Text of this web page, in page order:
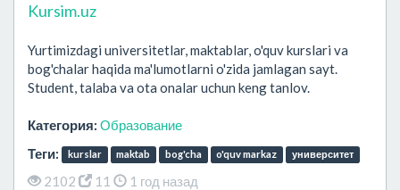
Kursim.uz
Yurtimizdagi universitetlar, maktablar, o'quv kurslari va
bog'chalar haqida ma'lumotlarni o'zida jamlagan sayt.
Student, talaba va ota onalar uchun keng tanlov.
Категория: Образование
Теги:
kurslar maktab bog'cha o'quv markaz университет
2102 11 1 год назад